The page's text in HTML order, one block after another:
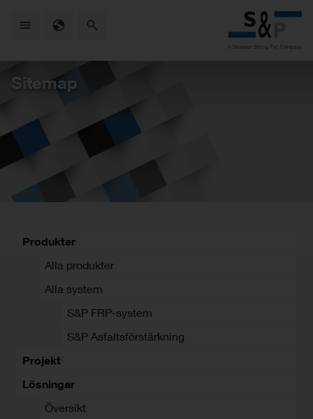
content
Sitemap
Produkter
Alla produkter
Alla system
S&P FRP-system
S&P Asfaltsförstärkning
Projekt
Lösningar
Översikt